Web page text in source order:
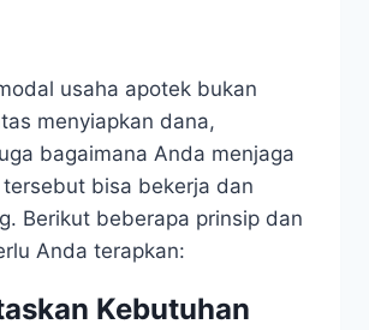
usaha apotek bukan
menyiapkan dana,
bagaimana Anda menjaga
bisa bekerja dan
Berikut beberapa prinsip dan
Anda terapkan:
Kebutuhan